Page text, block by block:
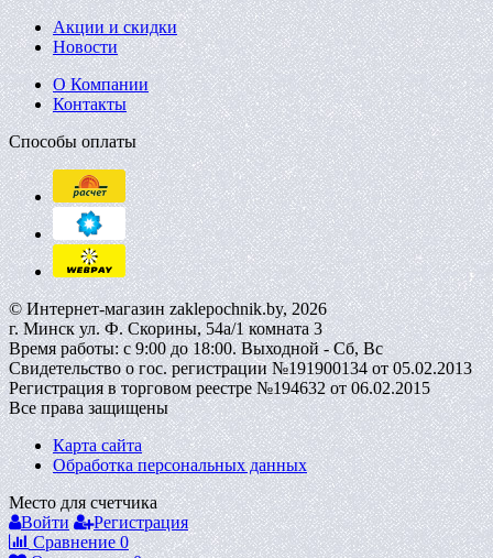
Акции и скидки
Новости
О Компании
Контакты
Способы оплаты
© Интернет-магазин zaklepochnik.by, 2026
г. Минск ул. Ф. Скорины, 54а/1 комната 3
Время работы: с 9:00 до 18:00. Выходной - Сб, Вс
Свидетельство о гос. регистрации №191900134 от 05.02.2013
Регистрация в торговом реестре №194632 от 06.02.2015
Все права защищены
Карта сайта
Обработка персональных данных
Место для счетчика
Войти
Регистрация
Сравнение 0